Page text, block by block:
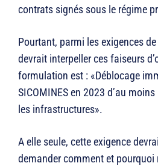
contrats signés sous le régime
Pourtant, parmi les exigences de
devrait interpeller ces faiseurs
formulation est : «Déblocage
SICOMINES en 2023 d’au
les infrastructures».
A elle seule, cette exigence
demander comment et pourquoi